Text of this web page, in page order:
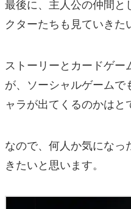
最後に、主人公の仲間と
クターたちも見ていきた
ストーリーとカードゲ
が、ソーシャルゲームで
ャラが出てくるのかはと
なので、何人か気にな
きたいと思います。